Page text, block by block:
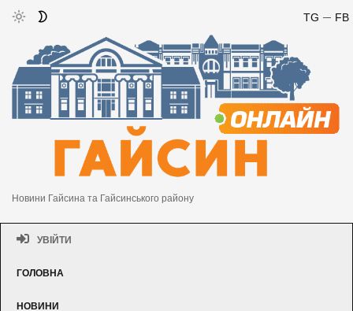
FB
TG
Новини Гайсина та Гайсинського району
УВІЙТИ
ГОЛОВНА
НОВИНИ